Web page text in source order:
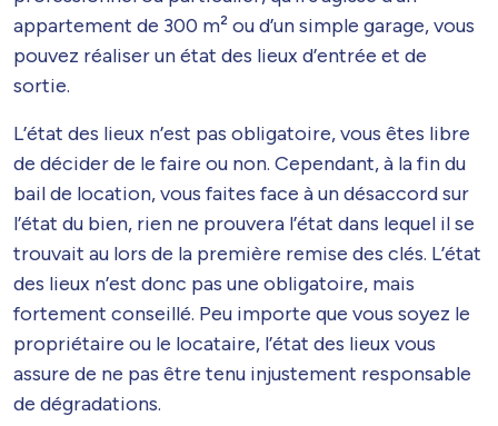
appartement de 300 m² ou d’un simple garage, vous
pouvez réaliser un état des lieux d’entrée et de
sortie.
L’état des lieux n’est pas obligatoire, vous êtes libre
de décider de le faire ou non. Cependant, à la fin du
bail de location, vous faites face à un désaccord sur
l’état du bien, rien ne prouvera l’état dans lequel il se
trouvait au lors de la première remise des clés. L’état
des lieux n’est donc pas une obligatoire, mais
fortement conseillé. Peu importe que vous soyez le
propriétaire ou le locataire, l’état des lieux vous
assure de ne pas être tenu injustement responsable
de dégradations.